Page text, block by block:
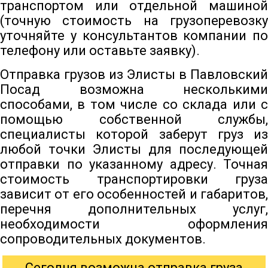
транспортом или отдельной машиной
(точную стоимость на грузоперевозку
уточняйте у консультантов компании по
телефону или оставьте заявку).
Отправка грузов из Элисты в Павловский
Посад возможна несколькими
способами, в том числе со склада или с
помощью собственной службы,
специалисты которой заберут груз из
любой точки Элисты для последующей
отправки по указанному адресу. Точная
стоимость транспортировки груза
зависит от его особенностей и габаритов,
перечня дополнительных услуг,
необходимости оформления
сопроводительных документов.